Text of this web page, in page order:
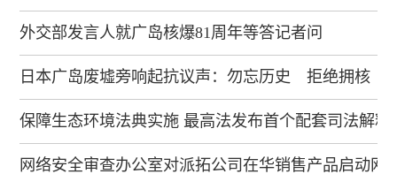
外交部发言人就广岛核爆81周年等答记者问
日本广岛废墟旁响起抗议声：勿忘历史 拒绝拥核
保障生态环境法典实施 最高法发布首个配套司法解释
网络安全审查办公室对派拓公司在华销售产品启动网